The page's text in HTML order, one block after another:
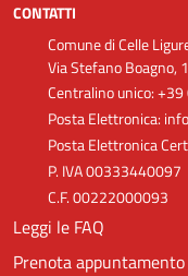
CONTATTI
Comune di Celle
Via Stefano Boagno,
Centralino unico:
Posta Elettronica:
Posta Elettronica
P. IVA 00333440097
C.F. 00222000093
Leggi le FAQ
Prenota appuntamento